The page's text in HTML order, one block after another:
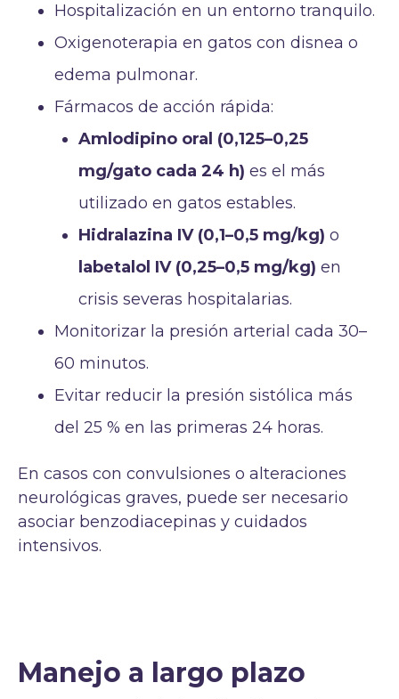
Hospitalización en un entorno tranquilo.
Oxigenoterapia en gatos con disnea o
edema pulmonar.
Fármacos de acción rápida:
Amlodipino oral (0,125–0,25
mg/gato cada 24 h) es el más
utilizado en gatos estables.
Hidralazina IV (0,1–0,5 mg/kg) o
labetalol IV (0,25–0,5 mg/kg) en
crisis severas hospitalarias.
Monitorizar la presión arterial cada 30–
60 minutos.
Evitar reducir la presión sistólica más
del 25 % en las primeras 24 horas.
En casos con convulsiones o alteraciones
neurológicas graves, puede ser necesario
asociar benzodiacepinas y cuidados
intensivos.
Manejo a largo plazo